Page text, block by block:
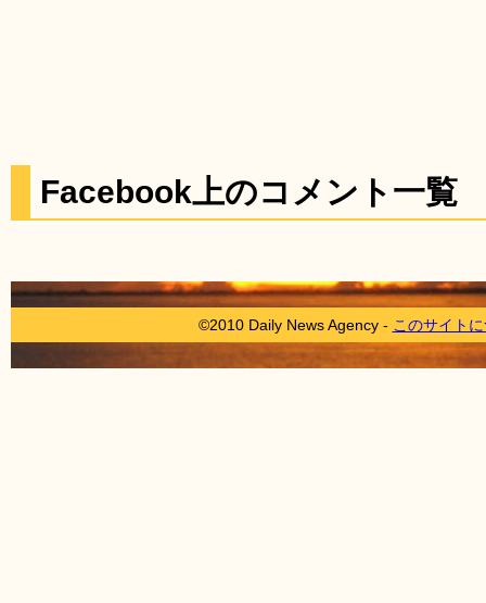
Facebook上のコメント一覧
©2010 Daily News Agency - このサイト